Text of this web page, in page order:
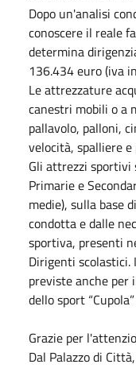
Dopo un'analisi
conoscere il reale
determina
136.434 euro (iva
Le attrezzature
canestri mobili o a
pallavolo, palloni,
velocità, spalliere e
Gli attrezzi sportivi
Primarie e
medie), sulla base
condotta e dalle
sportiva, presenti
Dirigenti
previste anche per
dello sport
Grazie per
Dal Palazzo di